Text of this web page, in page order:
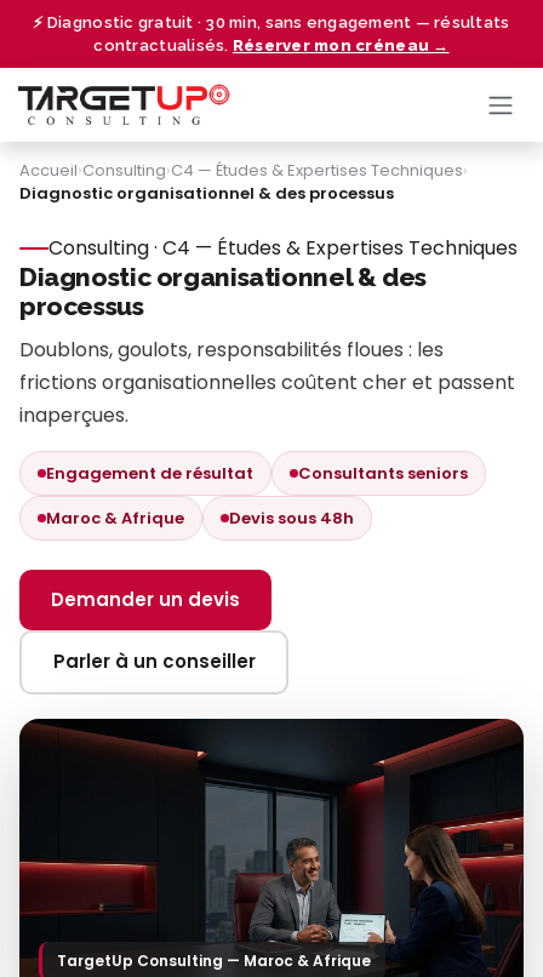
⚡ Diagnostic gratuit · 30 min, sans engagement — résultats
contractualisés. Réserver mon créneau →
Se rendre au contenu
Accueil›Consulting›C4 — Études & Expertises Techniques›
Diagnostic organisationnel & des processus
Consulting · C4 — Études & Expertises Techniques
Diagnostic organisationnel & des
processus
Doublons, goulots, responsabilités floues : les
frictions organisationnelles coûtent cher et passent
inaperçues.
Engagement de résultat
Consultants seniors
Maroc & Afrique
Devis sous 48h
Demander un devis
Parler à un conseiller
TargetUp Consulting — Maroc & Afrique